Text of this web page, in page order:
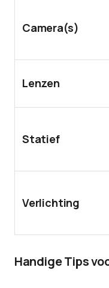
Camera(s)
Lenzen
Statief
Verlichting
Handige Tips